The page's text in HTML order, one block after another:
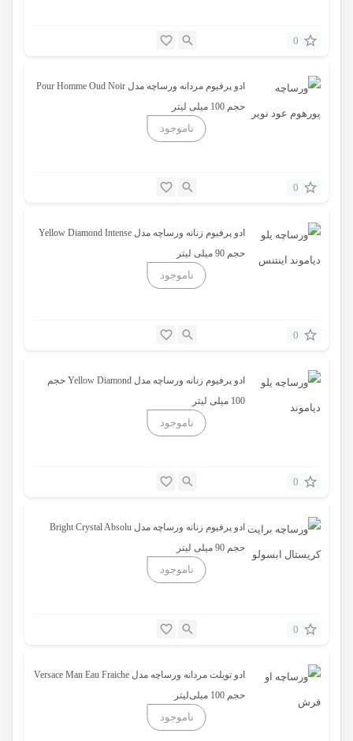
0
ادو پرفیوم مردانه ورساچه مدل Pour Homme Oud Noir
حجم 100 میلی لیتر
0
ادو پرفیوم زنانه ورساچه مدل Yellow Diamond Intense
حجم 90 میلی لیتر
0
ادو پرفیوم زنانه ورساچه مدل Yellow Diamond حجم
100 میلی لیتر
0
ادو پرفیوم زنانه ورساچه مدل Bright Crystal Absolu
حجم 90 میلی لیتر
0
ادو تویلت مردانه ورساچه مدل Versace Man Eau Fraiche
حجم 100 میلی‌لیتر